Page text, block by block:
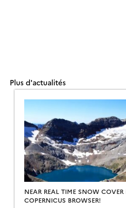
Plus d'actualités
NEAR REAL TIME SNOW
COPERNICUS BROWSER!